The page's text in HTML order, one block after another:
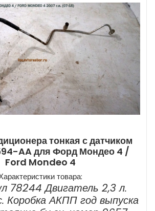
тонкая с датчиком
AA для Форд Мондео 4 /
Ford Mondeo 4
товара:
78244 Двигатель 2,3 л.
Коробка АКПП год выпуска